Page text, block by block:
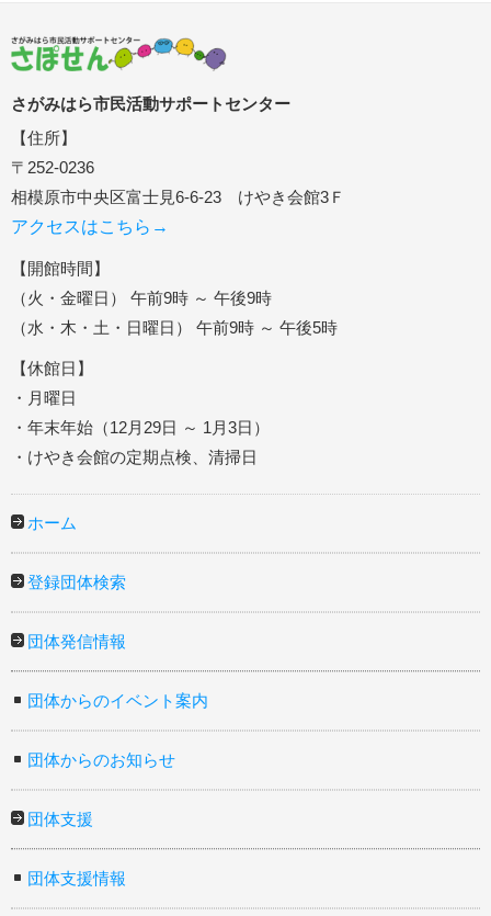
さがみはら市民活動サポートセンター
【住所】
〒252-0236
相模原市中央区富士見6-6-23 けやき会館3Ｆ
アクセスはこちら→
【開館時間】
（火・金曜日） 午前9時 ～ 午後9時
（水・木・土・日曜日） 午前9時 ～ 午後5時
【休館日】
・月曜日
・年末年始（12月29日 ～ 1月3日）
・けやき会館の定期点検、清掃日
ホーム
登録団体検索
団体発信情報
団体からのイベント案内
団体からのお知らせ
団体支援
団体支援情報